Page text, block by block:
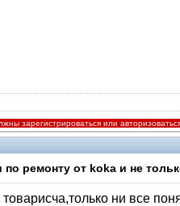
зарегистрироваться или
по ремонту от koka и не
ни все